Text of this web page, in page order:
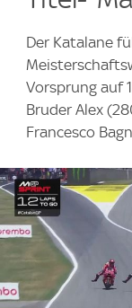
Der Katalane
Vorsprung auf
Bruder Alex
Francesco